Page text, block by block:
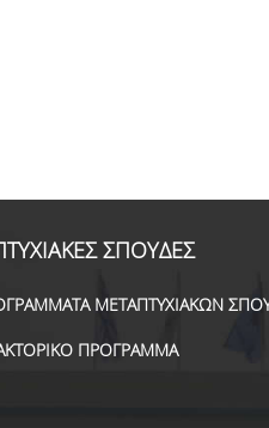
ΣΠΟΥΔΕΣ
ΜΕΤΑΠΤΥΧΙΑΚΩΝ
ΠΡΟΓΡΑΜΜΑ